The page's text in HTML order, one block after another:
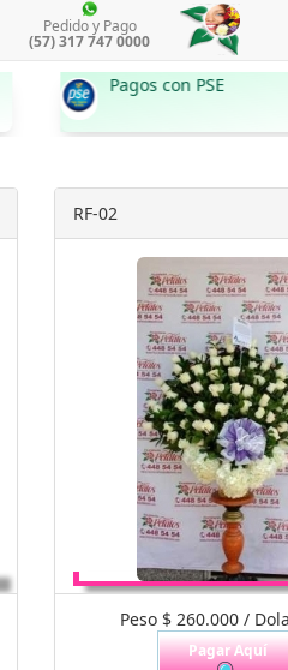
Pedido y Pago
(57) 317 747 0000
Pagos con PSE
RF-02
Peso $ 260.000 /
Pagar Aquí